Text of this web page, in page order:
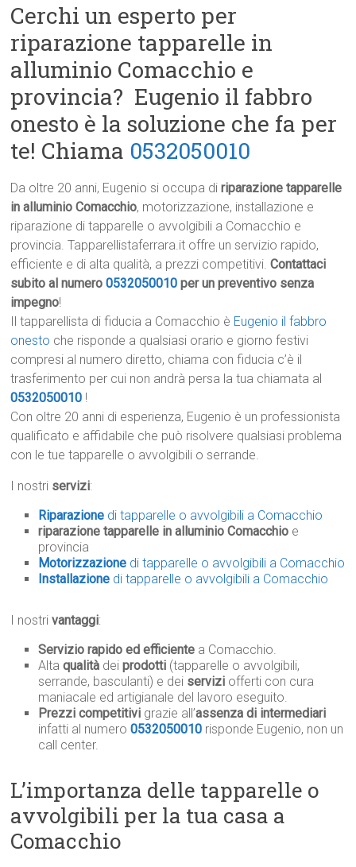
Cerchi un esperto per
riparazione tapparelle in
alluminio Comacchio e
provincia? Eugenio il fabbro
onesto è la soluzione che fa per
te! Chiama 0532050010
Da oltre 20 anni, Eugenio si occupa diriparazione tapparelle
in alluminio Comacchio, motorizzazione, installazione e
riparazione di tapparelle o avvolgibili a Comacchio e
provincia. Tapparellistaferrara.it offre un servizio rapido,
efficiente e di alta qualità, a prezzi competitivi.Contattaci
subito al numero0532050010 per un preventivo senza
impegno!
Il tapparellista di fiducia a Comacchio è Eugenio il fabbro
onesto che risponde a qualsiasi orario e giorno festivi
compresi al numero diretto, chiama con fiducia c’è il
trasferimento per cui non andrà persa la tua chiamata al
0532050010 !
Con oltre 20 anni di esperienza, Eugenio è un professionista
qualificato e affidabile che può risolvere qualsiasi problema
con le tue tapparelle o avvolgibili o serrande.
I nostri servizi:
Riparazione di tapparelle o avvolgibili a Comacchio
riparazione tapparelle in alluminio Comacchio e
provincia
Motorizzazione di tapparelle o avvolgibili a Comacchio
Installazione di tapparelle o avvolgibili a Comacchio
I nostrivantaggi:
Servizio rapido ed efficiente a Comacchio.
Altaqualità deiprodotti (tapparelle o avvolgibili,
serrande, basculanti) e dei servizi offerti con cura
maniacale ed artigianale del lavoro eseguito.
Prezzi competitivi grazie all’assenza di intermediari
infatti al numero0532050010 risponde Eugenio, non un
call center.
L’importanza delle tapparelle o
avvolgibili per la tua casa a
Comacchio